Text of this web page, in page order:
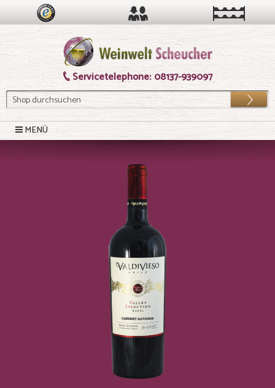
Servicetelephone: 08137-939097
Los
MENÜ